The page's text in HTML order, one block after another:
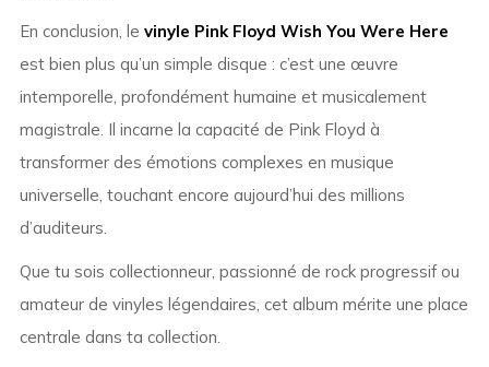
En conclusion, le vinyle Pink Floyd Wish You Were Here
est bien plus qu’un simple disque : c’est une œuvre
intemporelle, profondément humaine et musicalement
magistrale. Il incarne la capacité de Pink Floyd à
transformer des émotions complexes en musique
universelle, touchant encore aujourd’hui des millions
d’auditeurs.
Que tu sois collectionneur, passionné de rock progressif ou
amateur de vinyles légendaires, cet album mérite une place
centrale dans ta collection.